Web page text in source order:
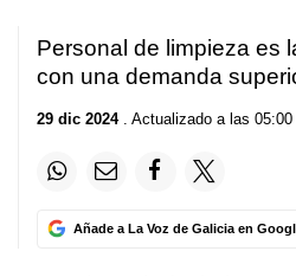
Personal de limpieza es
con una demanda
29 dic 2024. Actualizado a las 05:00
Añade a La Voz de Galicia en